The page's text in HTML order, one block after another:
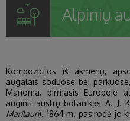
Alpinių
Kompozicijos iš akmenų,
augalais soduose bei
Manoma, pirmasis Europoje
auginti austrų botanikas A. J.
Marilaun). 1864 m. pasirodė jo